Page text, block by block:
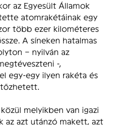
az Egyesült Államok
atomrakétáinak egy
több ezer kilométeres
A síneken hatalmas
– nyilván az
-,
egy-egy ilyen rakéta és
melyikben van igazi
az azt utánzó makett, azt